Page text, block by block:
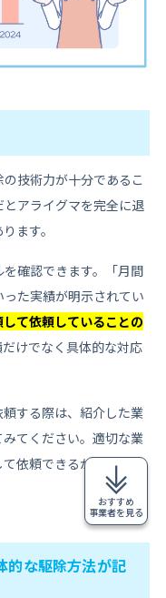
技術力が十分であるこ
アライグマを完全に退
ます。
確認できます。「月間
た実績が明示されてい
て依頼していることの
だけでなく具体的な対応
する際は、紹介した業
てください。適切な業
依頼できるかどうかの
的な駆除方法が記
おすすめ
事業者を見る